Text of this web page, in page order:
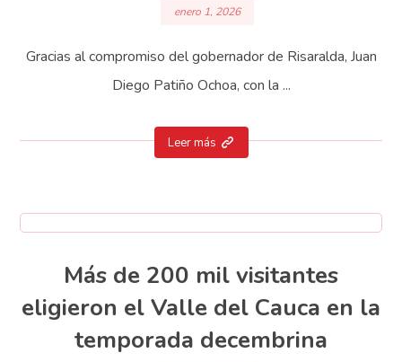
enero 1, 2026
Gracias al compromiso del gobernador de Risaralda, Juan
Diego Patiño Ochoa, con la ...
Leer más
Más de 200 mil visitantes
eligieron el Valle del Cauca en la
temporada decembrina